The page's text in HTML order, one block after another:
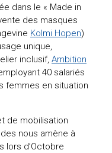
dans le « Made in
des masques
Kolmi Hopen)
unique,
inclusif, Ambition
40 salariés
femmes en situation
de mobilisation
nous amène à
lors d’Octobre